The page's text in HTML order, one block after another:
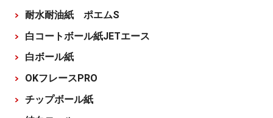
耐水耐油紙 ポエムS
白コートボール紙JETエース
白ボール紙
OKフレースPRO
チップボール紙